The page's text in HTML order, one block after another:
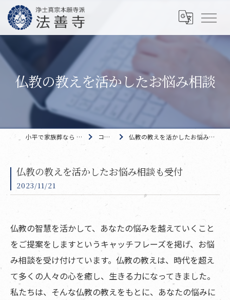
仏教の教えを活かしたお悩み相談
小平で家族葬なら 法善寺 コラム 仏教の教えを活かしたお悩み相談も受付
仏教の教えを活かしたお悩み相談も受付
2023/11/21
仏教の智慧を活かして、あなたの悩みを越えていくこと
をご提案をしますというキャッチフレーズを掲げ、お悩
み相談を受け付けています。仏教の教えは、時代を超え
て多くの人々の心を癒し、生きる力になってきました。
私たちは、そんな仏教の教えをもとに、あなたの悩みに